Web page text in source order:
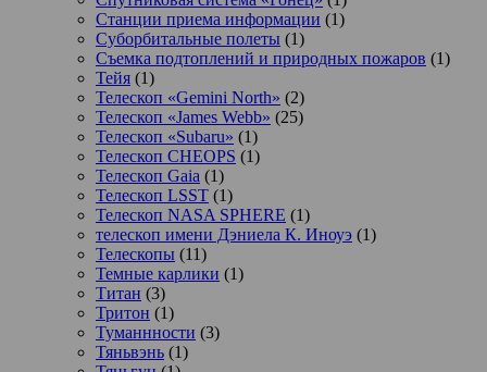
Станции приема информации (1)
Суборбитальные полеты (1)
Съемка подтоплений и природных пожаров (1)
Тейя (1)
Телескоп «Gemini North» (2)
Телескоп «James Webb» (25)
Телескоп «Subaru» (1)
Телескоп CHEOPS (1)
Телескоп Gaia (1)
Телескоп LSST (1)
Телескоп NASA SPHERE (1)
телескоп имени Дэниела К. Иноуэ (1)
Телескопы (11)
Темные карлики (1)
Титан (3)
Тритон (1)
Туманнности (3)
Тяньвэнь (1)